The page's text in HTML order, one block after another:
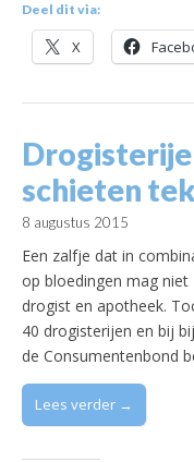
Deel dit via:
X
schieten
8 augustus 2015
Een zalfje dat in
op bloedingen mag
drogist en apotheek.
40 drogisterijen en bij
de Consumentenbond
Lees verder →